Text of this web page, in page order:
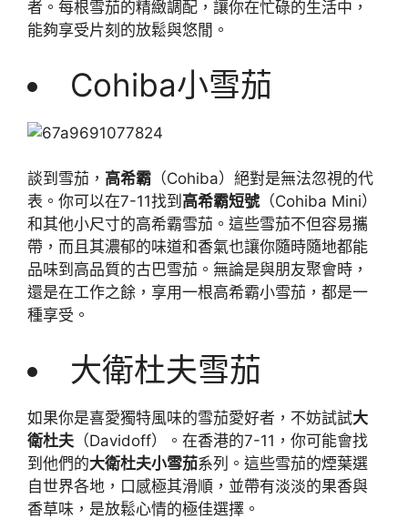
者。每根雪茄的精緻調配，讓你在忙碌的生活中，
能夠享受片刻的放鬆與悠閒。
Cohiba小雪茄
談到雪茄， 高希霸 （Cohiba）絕對是無法忽視的代
表。你可以在7-11找到 高希霸短號 （Cohiba Mini）
和其他小尺寸的高希霸雪茄。這些雪茄不但容易攜
帶，而且其濃郁的味道和香氣也讓你隨時隨地都能
品味到高品質的古巴雪茄。無論是與朋友聚會時，
還是在工作之餘，享用一根高希霸小雪茄，都是一
種享受。
大衛杜夫雪茄
如果你是喜愛獨特風味的雪茄愛好者，不妨試試大
衛杜夫 （Davidoff）。在香港的7-11，你可能會找
到他們的大衛杜夫小雪茄系列。這些雪茄的煙葉選
自世界各地，口感極其滑順，並帶有淡淡的果香與
香草味，是放鬆心情的極佳選擇。